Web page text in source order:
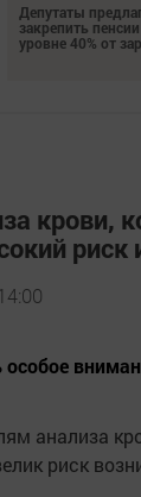
Депутаты
закрепить
уровне 40% от
крови,
риск
особое
анализа
риск